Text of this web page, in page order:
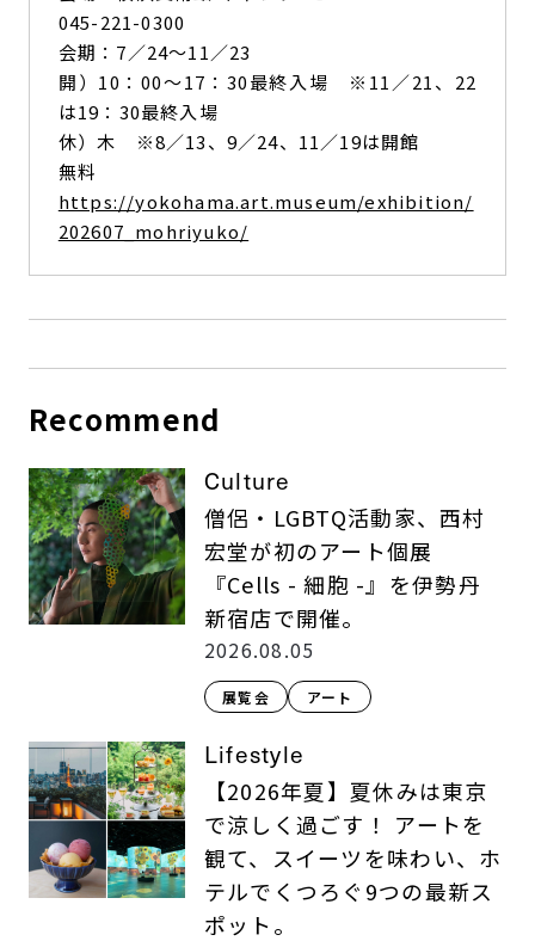
045-221-0300
会期：7／24～11／23
開）10：00～17：30最終入場 ※11／21、22
は19：30最終入場
休）木 ※8／13、9／24、11／19は開館
無料
https://yokohama.art.museum/exhibition/
202607_mohriyuko/
Recommend
Culture
僧侶・LGBTQ活動家、西村
宏堂が初のアート個展
『Cells - 細胞 -』を伊勢丹
新宿店で開催。
2026.08.05
展覧会 アート
Lifestyle
【2026年夏】夏休みは東京
で涼しく過ごす！ アートを
観て、スイーツを味わい、ホ
テルでくつろぐ9つの最新ス
ポット。